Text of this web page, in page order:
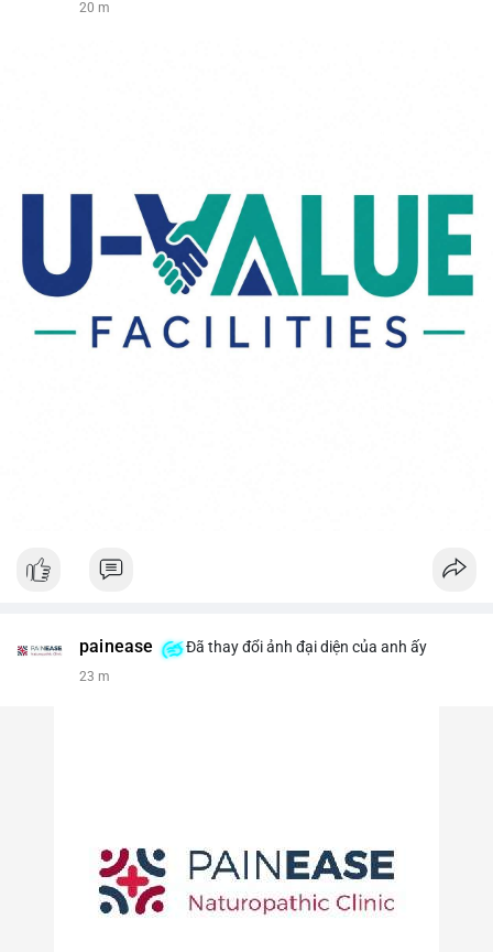
20 m
painease Đã thay đổi ảnh đại diện của anh ấy
23 m